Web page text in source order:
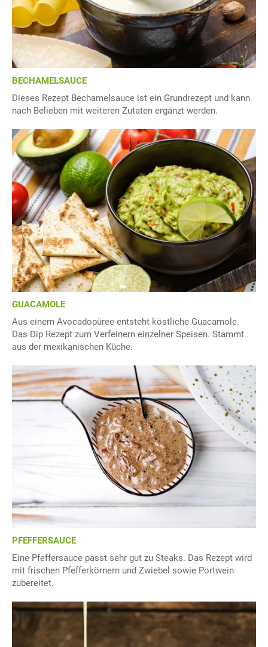
BECHAMELSAUCE
Dieses Rezept Bechamelsauce ist ein Grundrezept und kann
nach Belieben mit weiteren Zutaten ergänzt werden.
GUACAMOLE
Aus einem Avocadopüree entsteht köstliche Guacamole.
Das Dip Rezept zum Verfeinern einzelner Speisen. Stammt
aus der mexikanischen Küche.
PFEFFERSAUCE
Eine Pfeffersauce passt sehr gut zu Steaks. Das Rezept wird
mit frischen Pfefferkörnern und Zwiebel sowie Portwein
zubereitet.